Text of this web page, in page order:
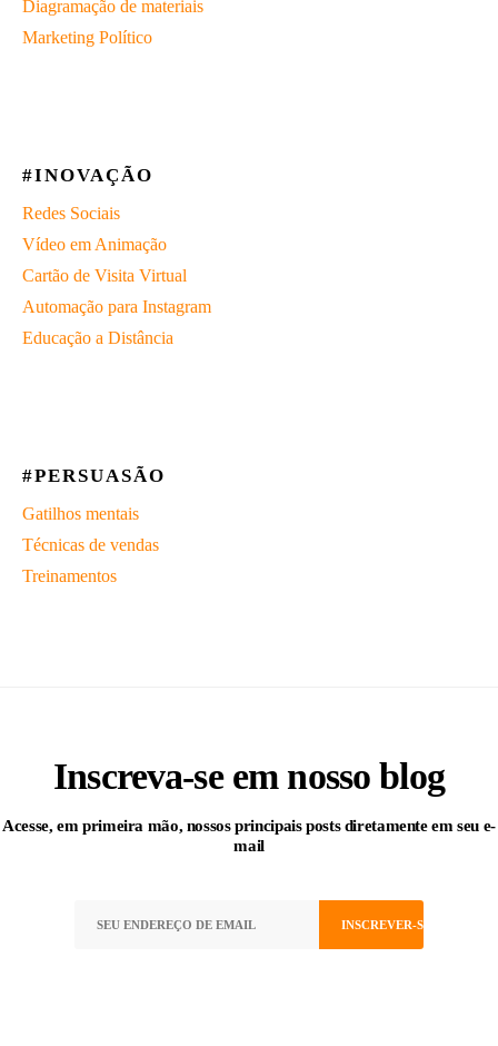
Diagramação de materiais
Marketing Político
#INOVAÇÃO
Redes Sociais
Vídeo em Animação
Cartão de Visita Virtual
Automação para Instagram
Educação a Distância
#PERSUASÃO
Gatilhos mentais
Técnicas de vendas
Treinamentos
Inscreva-seem nosso blog
Acesse, em primeira mão, nossos principais posts diretamente em seu e-
mail